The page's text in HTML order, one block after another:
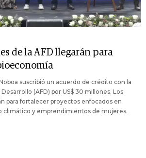
de la AFD llegarán para
suscribió un acuerdo de crédito con la
(AFD) por US$ 30 millones. Los
para fortalecer proyectos enfocados en
climático y emprendimientos de mujeres.